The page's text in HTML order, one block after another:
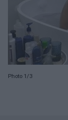
Photo 1/3